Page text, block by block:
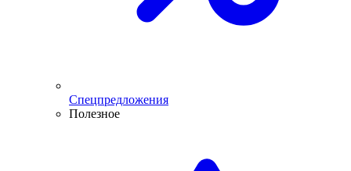
Спецпредложения
Полезное